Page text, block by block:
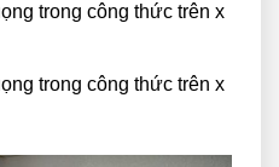
trong công thức trên x
trong công thức trên x